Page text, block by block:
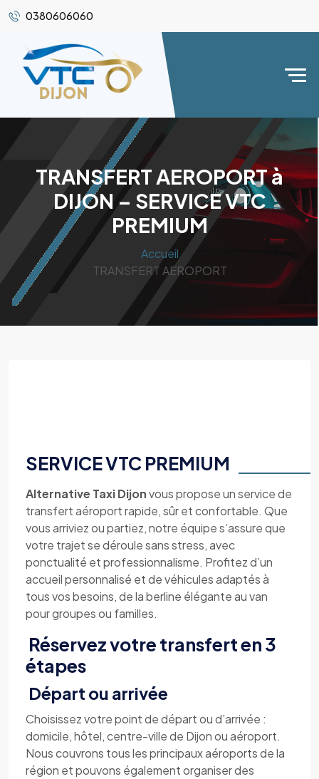
0380606060
TRANSFERT AEROPORT à
DIJON – SERVICE VTC
PREMIUM
Accueil
TRANSFERT AEROPORT
SERVICE VTC PREMIUM
Alternative Taxi Dijonvous propose un service de
transfert aéroport rapide, sûr et confortable. Que
vous arriviez ou partiez, notre équipe s’assure que
votre trajet se déroule sans stress, avec
ponctualité et professionnalisme. Profitez d’un
accueil personnalisé et de véhicules adaptés à
tous vos besoins, de la berline élégante au van
pour groupes ou familles.
Réservez votre transfert en 3
étapes
Départ ou arrivée
Choisissez votre point de départ ou d’arrivée :
domicile, hôtel, centre-ville de Dijon ou aéroport.
Nous couvrons tous les principaux aéroports de la
région et pouvons également organiser des